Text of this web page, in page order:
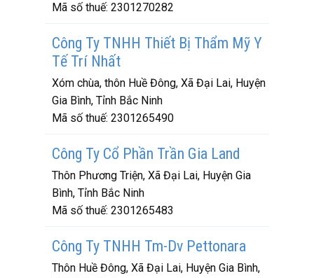
Mã số thuế: 2301270282
Công Ty TNHH Thiết Bị Thẩm Mỹ Y
Tế Trí Nhất
Xóm chùa, thôn Huề Đông, Xã Đại Lai, Huyện
Gia Bình, Tỉnh Bắc Ninh
Mã số thuế: 2301265490
Công Ty Cổ Phần Trần Gia Land
Thôn Phương Triện, Xã Đại Lai, Huyện Gia
Bình, Tỉnh Bắc Ninh
Mã số thuế: 2301265483
Công Ty TNHH Tm-Dv Pettonara
Thôn Huề Đông, Xã Đại Lai, Huyện Gia Bình,